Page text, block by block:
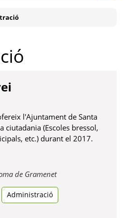
l'Ajuntament de Santa
ciutadania (Escoles bressol,
etc.) durant el 2017.
de GramenetObre
pestanya
Administració